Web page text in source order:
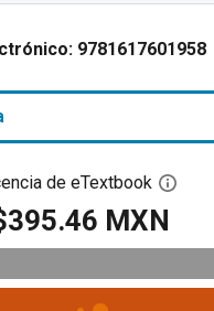
9781617601958
de eTextbook
MXN